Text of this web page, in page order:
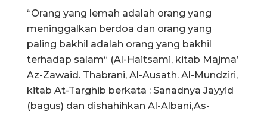
“Orang yang lemah adalah orang yang
meninggalkan berdoa dan orang yang
paling bakhil adalah orang yang bakhil
terhadap salam“ (Al-Haitsami, kitab Majma’
Az-Zawaid. Thabrani, Al-Ausath. Al-Mundziri,
kitab At-Targhib berkata : Sanadnya Jayyid
(bagus) dan dishahihkan Al-Albani,As-